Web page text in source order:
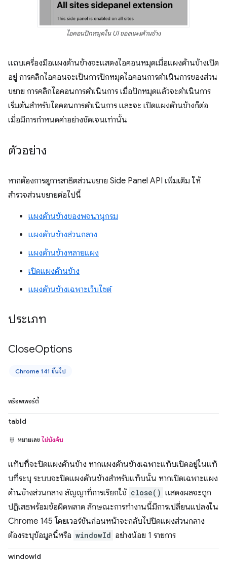
ไอคอนปักหมุดใน UI ของแผงด้านข้าง
แถบเครื่องมือแผงด้านข้างจะแสดงไอคอนหมุดเมื่อแผงด้านข้างเปิด
อยู่ การคลิกไอคอนจะเป็นการปักหมุดไอคอนการดำเนินการของส่วน
ขยาย การคลิกไอคอนการดำเนินการ เมื่อปักหมุดแล้วจะดำเนินการ
เริ่มต้นสำหรับไอคอนการดำเนินการ และจะ เปิดแผงด้านข้างก็ต่อ
เมื่อมีการกำหนดค่าอย่างชัดเจนเท่านั้น
ตัวอย่าง
หากต้องการดูการสาธิตส่วนขยาย Side Panel API เพิ่มเติม ให้
สำรวจส่วนขยายต่อไปนี้
แผงด้านข้างของพจนานุกรม
แผงด้านข้างส่วนกลาง
แผงด้านข้างหลายแผง
เปิดแผงด้านข้าง
แผงด้านข้างเฉพาะเว็บไซต์
ประเภท
CloseOptions
Chrome 141 ขึ้นไป
พร็อพเพอร์ตี้
tabId
หมายเลข ไม่บังคับ
แท็บที่จะปิดแผงด้านข้าง หากแผงด้านข้างเฉพาะแท็บเปิดอยู่ในแท็
บที่ระบุ ระบบจะปิดแผงด้านข้างสำหรับแท็บนั้น หากเปิดเฉพาะแผง
ด้านข้างส่วนกลาง สัญญาที่การเรียกใช้ close() แสดงผลจะถูก
ปฏิเสธพร้อมข้อผิดพลาด ลักษณะการทำงานนี้มีการเปลี่ยนแปลงใน
Chrome 145 โดยเวอร์ชันก่อนหน้าจะกลับไปปิดแผงส่วนกลาง
ต้องระบุข้อมูลนี้หรือ windowId อย่างน้อย 1 รายการ
windowId